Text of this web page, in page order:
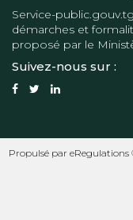
Service-public.gouv.tg
démarches et
proposé par le
Suivez-nous sur :
Propulsé par eRegulations